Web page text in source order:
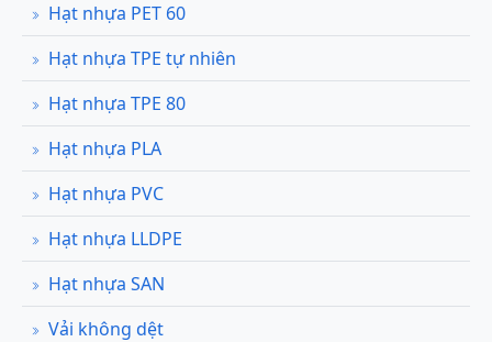
Hạt nhựa PET 60
Hạt nhựa TPE tự nhiên
Hạt nhựa TPE 80
Hạt nhựa PLA
Hạt nhựa PVC
Hạt nhựa LLDPE
Hạt nhựa SAN
Vải không dệt